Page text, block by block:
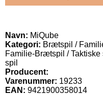
Navn: MiQube
Kategori: Brætspil /
Familie-Brætspil /
spil
Producent:
Varenummer: 19233
EAN: 9421900358014